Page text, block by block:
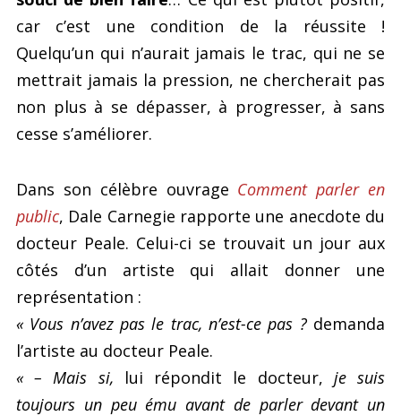
car c’est une condition de la réussite !
Quelqu’un qui n’aurait jamais le trac, qui ne se
mettrait jamais la pression, ne chercherait pas
non plus à se dépasser, à progresser, à sans
cesse s’améliorer.
Dans son célèbre ouvrage Comment parler en
public, Dale Carnegie rapporte une anecdote du
docteur Peale. Celui-ci se trouvait un jour aux
côtés d’un artiste qui allait donner une
représentation :
« Vous n’avez pas le trac, n’est-ce pas ?demanda
l’artiste au docteur Peale.
« – Mais si, lui répondit le docteur, je suis
toujours un peu ému avant de parler devant un